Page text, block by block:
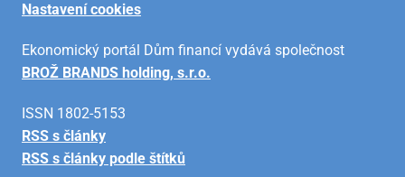
Nastavení cookies
Ekonomický portál Dům financí vydává společnost
BROŽ BRANDS holding, s.r.o.
ISSN 1802-5153
RSS s články
RSS s články podle štítků